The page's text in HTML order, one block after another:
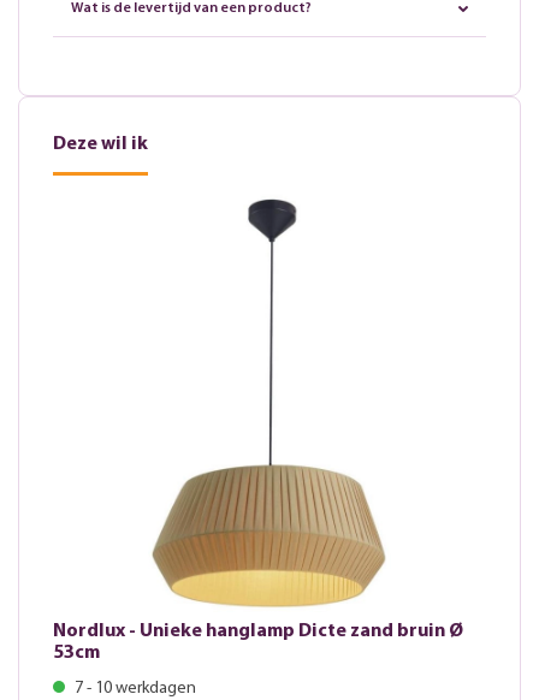
Wat is de levertijd van een product?
Deze wil ik
Nordlux - Unieke hanglamp Dicte zand bruin Ø
53cm
7 - 10 werkdagen